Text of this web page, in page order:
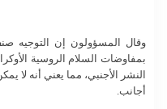
وقال المسؤولون إن التوجيه
النشر الأجنبي، مما يعني أنه لا
أجانب.